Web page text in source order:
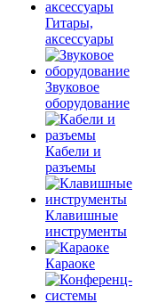
Гитары,
аксессуары
Звуковое
оборудование
Кабели и
разъемы
Клавишные
инструменты
Караоке